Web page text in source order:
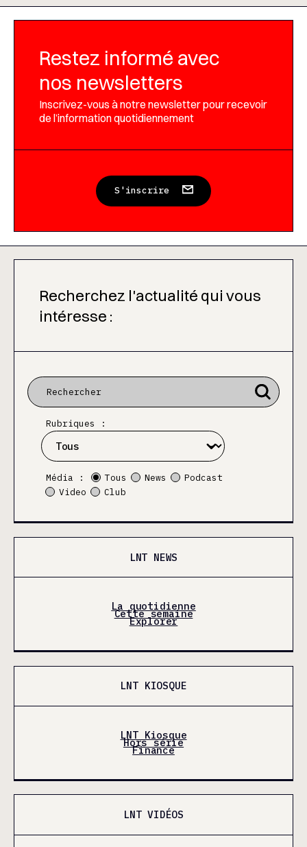
Restez informé avec
nos newsletters
Inscrivez-vous à notre newsletter pour recevoir
de l’information quotidiennement
S'inscrire
Recherchez l'actualité qui vous
intéresse :
Rubriques :
Média : Tous News
Podcast
Video
Club
LNT NEWS
La quotidienne
Cette semaine
Explorer
LNT KIOSQUE
LNT Kiosque
Hors série
Finance
LNT VIDÉOS